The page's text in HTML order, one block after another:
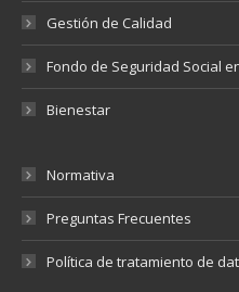
Gestión de Calidad
Fondo de Seguridad Social
Bienestar
Normativa
Preguntas Frecuentes
Política de tratamiento de